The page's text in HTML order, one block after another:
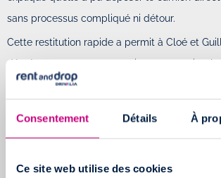
Consentement Détails À
Ce site web utilise des cookies
sans processus compliqué ni détour.
Cette restitution rapide a permit à Cloé et
déménagement “super pratique, super simple
économique” grâce à Rent and Drop.
mettent régulièrement en avant la simplicité